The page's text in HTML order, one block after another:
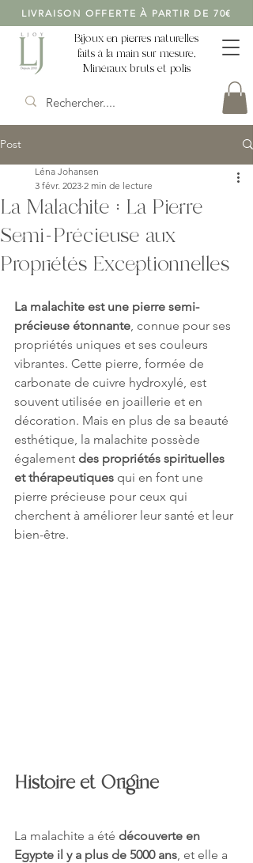
LIVRAISON OFFERTE À PARTIR DE 70€
Bijoux en pierres naturelles
faits à la main sur mesure,
Minéraux bruts et polis
Post
La Malachite : La Pierre
Semi-Précieuse aux
Propriétés Exceptionnelles
Léna Johansen
3 févr. 2023 2 min de lecture
La malachite est une pierre semi-
précieuse étonnante , connue pour ses
propriétés uniques et ses couleurs
vibrantes. Cette pierre, formée de
carbonate de cuivre hydroxylé, est
souvent utilisée en joaillerie et en
décoration. Mais en plus de sa beauté
esthétique, la malachite possède
également des propriétés spirituelles
et thérapeutiques qui en font une
pierre précieuse pour ceux qui
cherchent à améliorer leur santé et leur
bien-être.
Histoire et Origine
La malachite a été découverte en
Egypte il y a plus de 5000 ans, et elle a